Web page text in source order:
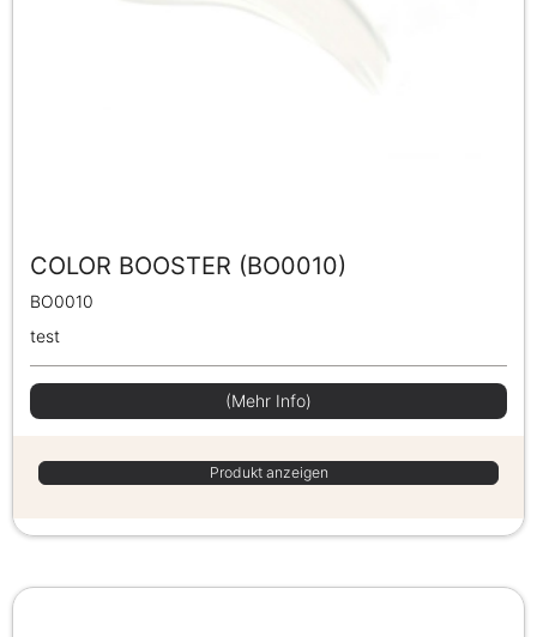
COLOR BOOSTER (BO0010)
BO0010
test
(Mehr Info)
Produkt anzeigen